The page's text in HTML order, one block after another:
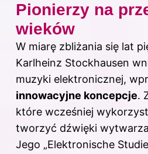
Pionierzy na
wieków
W miarę zbliżania się lat
Karlheinz Stockhausen
muzyki elektronicznej,
innowacyjne koncepcje.
które wcześniej
tworzyć dźwięki
Jego „Elektronische